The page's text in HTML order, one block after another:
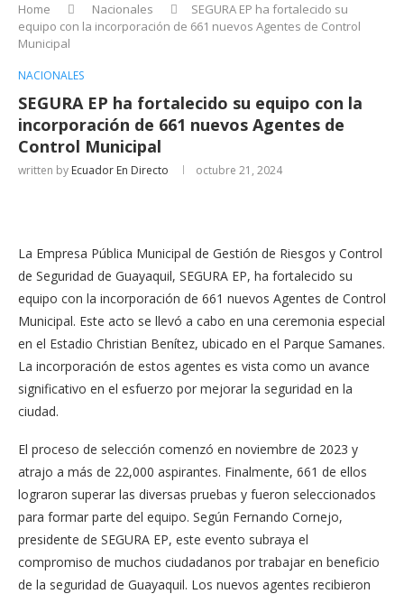
Home Nacionales
SEGURA EP ha fortalecido su
equipo con la incorporación de 661 nuevos Agentes de Control
Municipal
NACIONALES
SEGURA EP ha fortalecido su equipo con la
incorporación de 661 nuevos Agentes de
Control Municipal
written by Ecuador En Directo octubre 21, 2024
La Empresa Pública Municipal de Gestión de Riesgos y Control
de Seguridad de Guayaquil, SEGURA EP, ha fortalecido su
equipo con la incorporación de 661 nuevos Agentes de Control
Municipal. Este acto se llevó a cabo en una ceremonia especial
en el Estadio Christian Benítez, ubicado en el Parque Samanes.
La incorporación de estos agentes es vista como un avance
significativo en el esfuerzo por mejorar la seguridad en la
ciudad.
El proceso de selección comenzó en noviembre de 2023 y
atrajo a más de 22,000 aspirantes. Finalmente, 661 de ellos
lograron superar las diversas pruebas y fueron seleccionados
para formar parte del equipo. Según Fernando Cornejo,
presidente de SEGURA EP, este evento subraya el
compromiso de muchos ciudadanos por trabajar en beneficio
de la seguridad de Guayaquil. Los nuevos agentes recibieron